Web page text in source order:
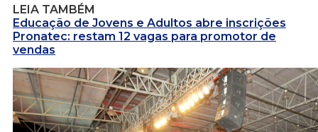
LEIA TAMBÉM
Educação de Jovens e Adultos abre inscrições
Pronatec: restam 12 vagas para promotor de
vendas